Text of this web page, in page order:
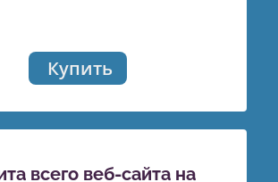
Купить
всего веб-сайта на